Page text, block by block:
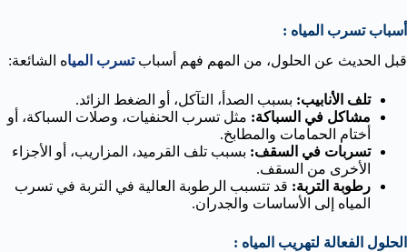
أسباب تسرب المياه :
قبل الحديث عن الحلول، من المهم فهم أسبابتسرب المياه الشائعة:
تلف الأنابيب: بسبب الصدأ، التآكل، أو الضغط الزائد.
مشاكل في السباكة: مثل تسرب الحنفيات، وصلات السباكة، أو
أختام الحمامات والمطابخ.
تسربات في السقف: بسبب تلف القرميد، المزاريب، أو الأجزاء
الأخرى من السقف.
رطوبة التربة: قد تتسبب الرطوبة العالية في التربة في تسرب
المياه إلى الأساسات والجدران.
الحلول الفعالة لتهريب المياه :